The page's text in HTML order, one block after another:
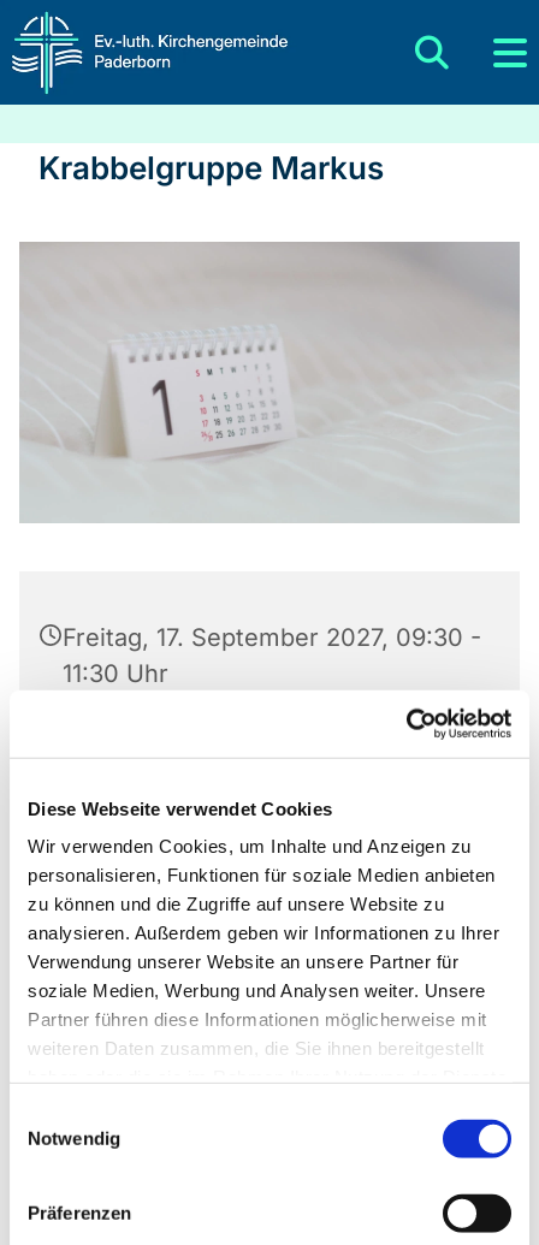
Diese Webseite verwendet Cookies
Wir verwenden Cookies, um Inhalte und Anzeigen zu
personalisieren, Funktionen für soziale Medien anbieten
zu können und die Zugriffe auf unsere Website zu
analysieren. Außerdem geben wir Informationen zu Ihrer
Verwendung unserer Website an unsere Partner für
soziale Medien, Werbung und Analysen weiter. Unsere
Partner führen diese Informationen möglicherweise mit
weiteren Daten zusammen, die Sie ihnen bereitgestellt
Notwendig
Präferenzen
Krabbelgruppe Markus
Freitag, 17. September 2027, 09:30 -
11:30 Uhr
33098 Paderborn
Victora Voßen
Da die Teilnehmerzahl begrenzt ist, bitte vorher
anmelden!
Victora Voßen 0151/53130685